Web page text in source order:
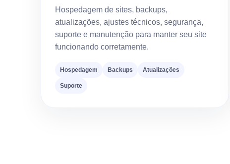
Hospedagem de sites, backups,
atualizações, ajustes técnicos, segurança,
suporte e manutenção para manter seu site
funcionando corretamente.
Hospedagem Backups Atualizações
Suporte